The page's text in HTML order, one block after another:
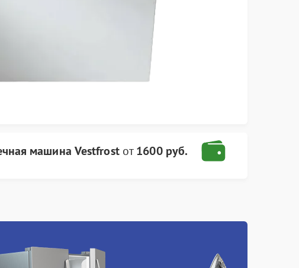
машина Vestfrostот1600 руб.